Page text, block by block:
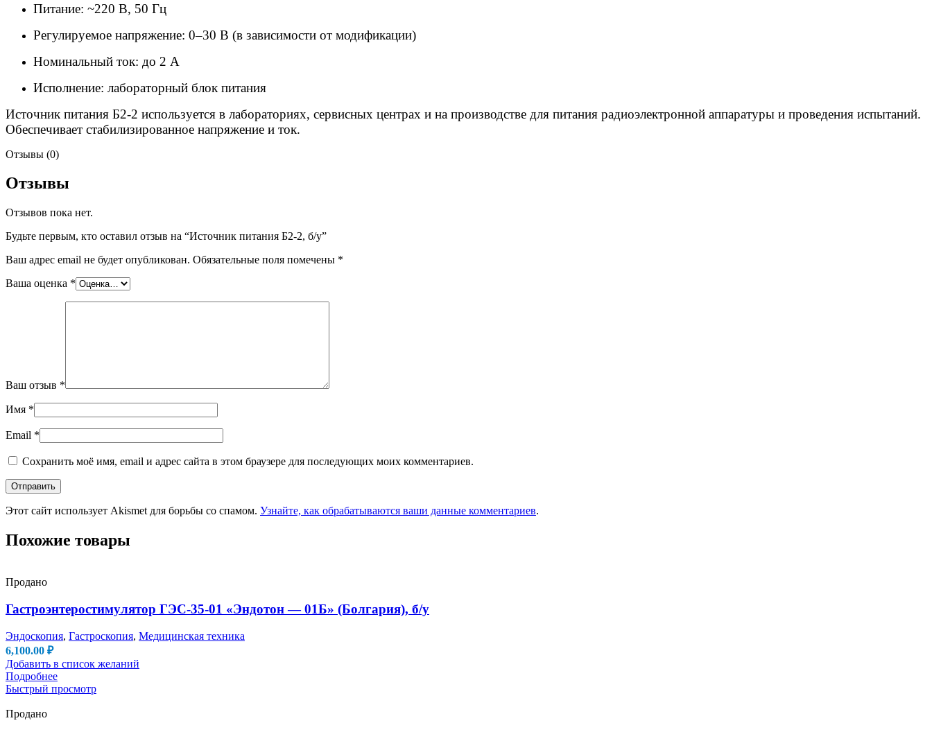
Питание: ~220 В, 50 Гц
Регулируемое напряжение: 0–30 В (в зависимости от модификации)
Номинальный ток: до 2 А
Исполнение: лабораторный блок питания
Источник питания Б2-2 используется в лабораториях, сервисных центрах и на производстве для питания радиоэлектронной аппаратуры и проведения испытаний.
Обеспечивает стабилизированное напряжение и ток.
Отзывы (0)
Отзывы
Отзывов пока нет.
Будьте первым, кто оставил отзыв на “Источник питания Б2-2, б/у”
Ваш адрес email не будет опубликован. Обязательные поля помечены *
Ваша оценка *
Ваш отзыв *
Имя *
Email *
Сохранить моё имя, email и адрес сайта в этом браузере для последующих моих комментариев.
Этот сайт использует Akismet для борьбы со спамом. Узнайте, как обрабатываются ваши данные комментариев.
Похожие товары
Продано
Гастроэнтеростимулятор ГЭС-35-01 «Эндотон — 01Б» (Болгария), б/у
Эндоскопия, Гастроскопия, Медицинская техника
6,100.00 ₽
Добавить в список желаний
Подробнее
Быстрый просмотр
Продано